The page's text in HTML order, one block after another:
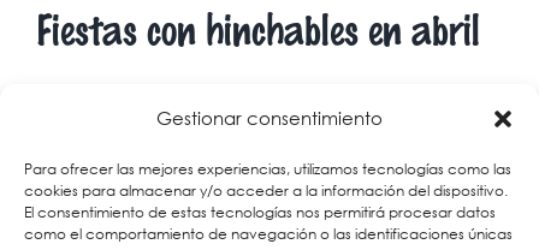
Gestionar consentimiento
Para ofrecer las mejores experiencias, utilizamos tecnologías como las
cookies para almacenar y/o acceder a la información del dispositivo.
El consentimiento de estas tecnologías nos permitirá procesar datos
como el comportamiento de navegación o las identificaciones únicas
Fiestas con hinchables en abril
31 marzo, 2022 | Noticias | Sin comentarios
Más información